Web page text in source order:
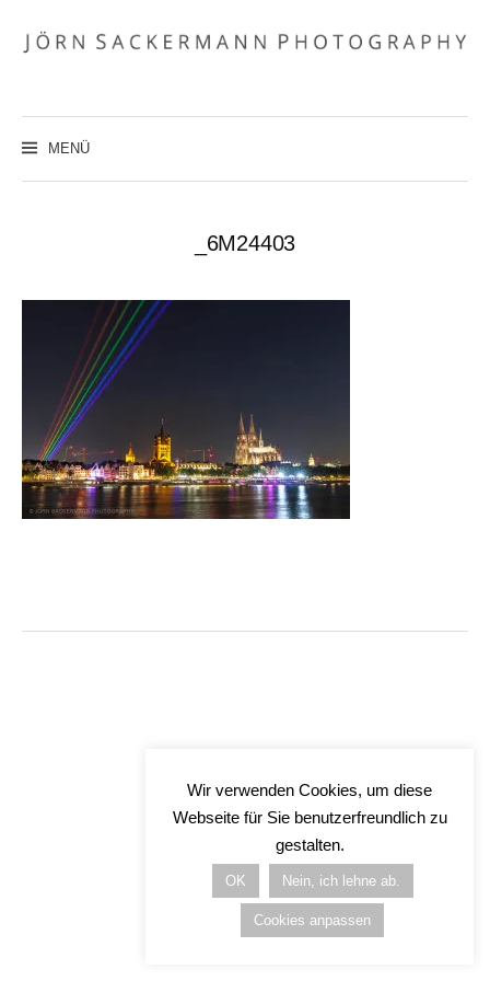
Inhalt
überspringen
MENÜ
_6M24403
Wir verwenden Cookies, um diese
Webseite für Sie benutzerfreundlich zu
gestalten.
OK Nein, ich lehne ab.
Cookies anpassen